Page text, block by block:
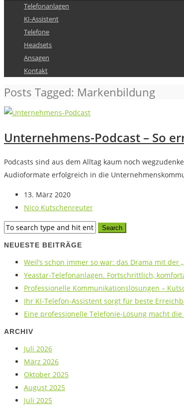
Telefonanlagen
KI-Assistent
Telefone
Headsets
Ansagen
Kontakt
Posts Tagged: Markenbildung
Unternehmens-Podcast – So
Podcasts sind aus dem Alltag kaum noch
Audioformate erfolgreich in die
13. März 2020
Nico Kutschenreuter
NEUESTE BEITRÄGE
Weil’s schon immer so war: das Drama mit der
Yeastar-Telefonanlagen. Fortschrittlich,
Professionelle Kommunikationslösungen –
Ihr KI-Telefon-Assistent sorgt für beste
Eine professionelle Telefonie-Lösung macht
ARCHIV
Juli 2026
März 2026
Oktober 2025
August 2025
Juli 2025